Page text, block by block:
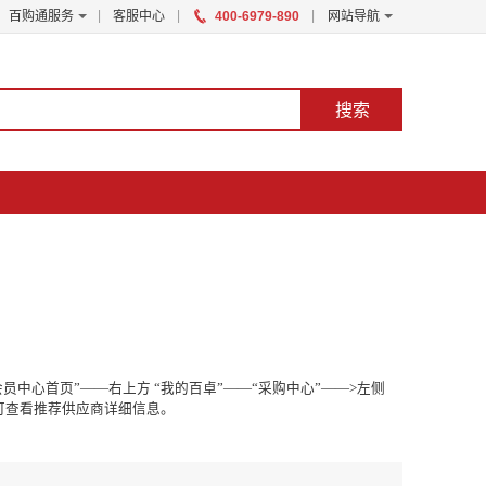
百购通服务 客服中心 400-6979-890 网站导航
搜索
员中心首页”——右上方 “我的百卓”——“采购中心”——>左侧
看推荐供应商详细信息。